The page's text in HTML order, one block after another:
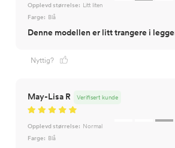
Opplevd størrelse: Litt liten
Farge: Blå
Denne modellen er litt trangere i
Nyttig?
May-Lisa R Verifisert kunde
Opplevd størrelse: Normal
Farge: Blå